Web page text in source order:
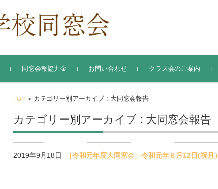
同窓会報協力金 お問い合わせ クラス会のご案内
TOP > カテゴリー別アーカイブ : 大同窓会報告
カテゴリー別アーカイブ : 大同窓会報告
2019年9月18日[令和元年度大同窓会」令和元年８月12日(祝月）